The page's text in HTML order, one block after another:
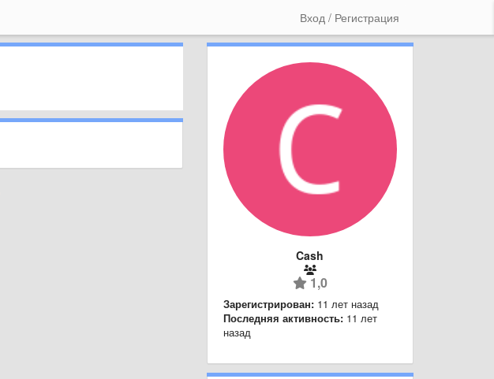
Вход / Регистрация
Cash
1,0
Зарегистрирован: 11 лет назад
Последняя активность: 11 лет
назад